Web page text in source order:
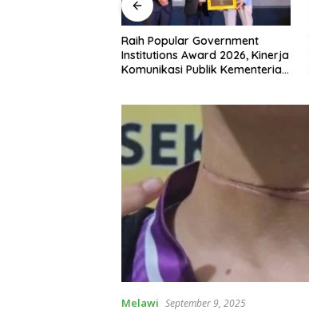
Raih Popular Government
Institutions Award 2026, Kinerja
Komunikasi Publik Kementerian
Melawi September 9, 2025